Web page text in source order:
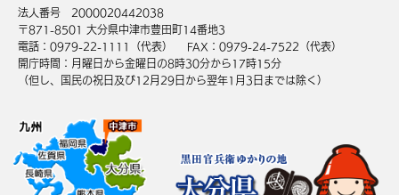
中津市へのアクセス
法人番号 2000020442038
〒871-8501 大分県中津市豊田町14番地3
電話：0979-22-1111（代表）
FAX：0979-24-7522（代表）
開庁時間：月曜日から金曜日の8時30分から17時15分
（但し、国民の祝日及び12月29日から翌年1月3日までは除く）